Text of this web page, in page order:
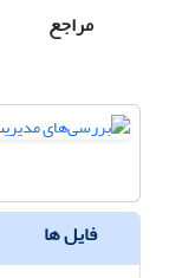
مراجع
فایل ها